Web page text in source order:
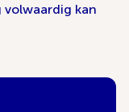
volwaardig kan